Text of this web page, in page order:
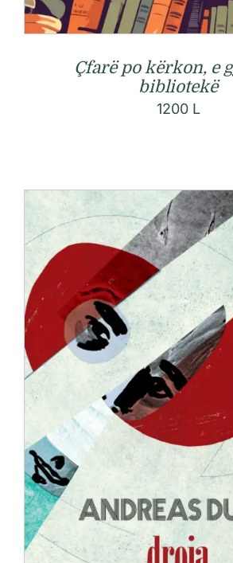
Çfarë po kërkon, e
bibliotekë
1200 L